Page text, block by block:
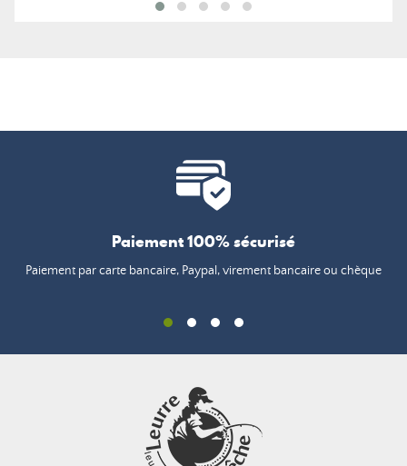
Paiement 100% sécurisé
Paiement par carte bancaire, Paypal, virement bancaire ou chèque